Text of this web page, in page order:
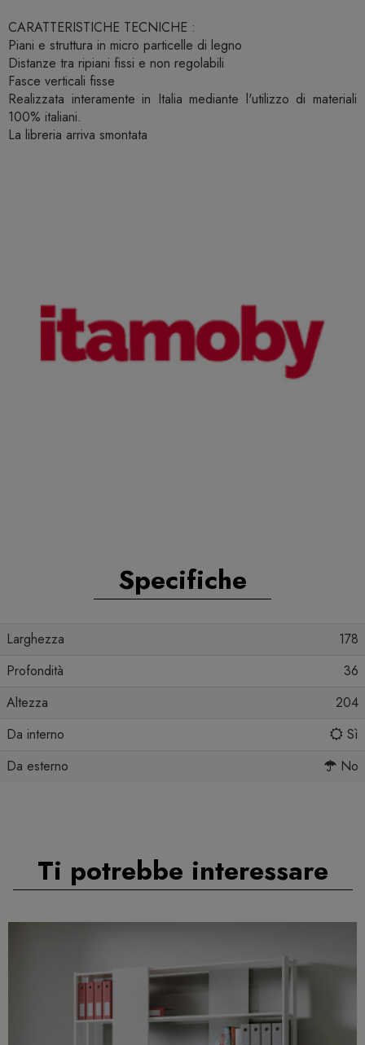
CARATTERISTICHE TECNICHE :
Piani e struttura in micro particelle di legno
Distanze tra ripiani fissi e non regolabili
Fasce verticali fisse
Realizzata interamente in Italia mediante l'utilizzo di materiali
100% italiani.
La libreria arriva smontata
Specifiche
Larghezza
178
Profondità
36
Altezza
204
Da interno
Sì
Da esterno
No
Ti potrebbe interessare